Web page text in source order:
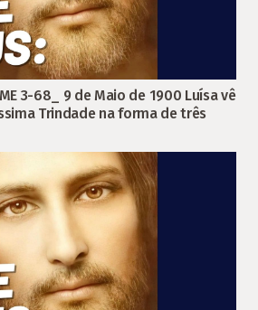
3-68_ 9 de Maio de 1900 Luísa vê
Trindade na forma de três